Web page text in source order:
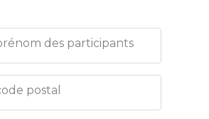
des participants
postal